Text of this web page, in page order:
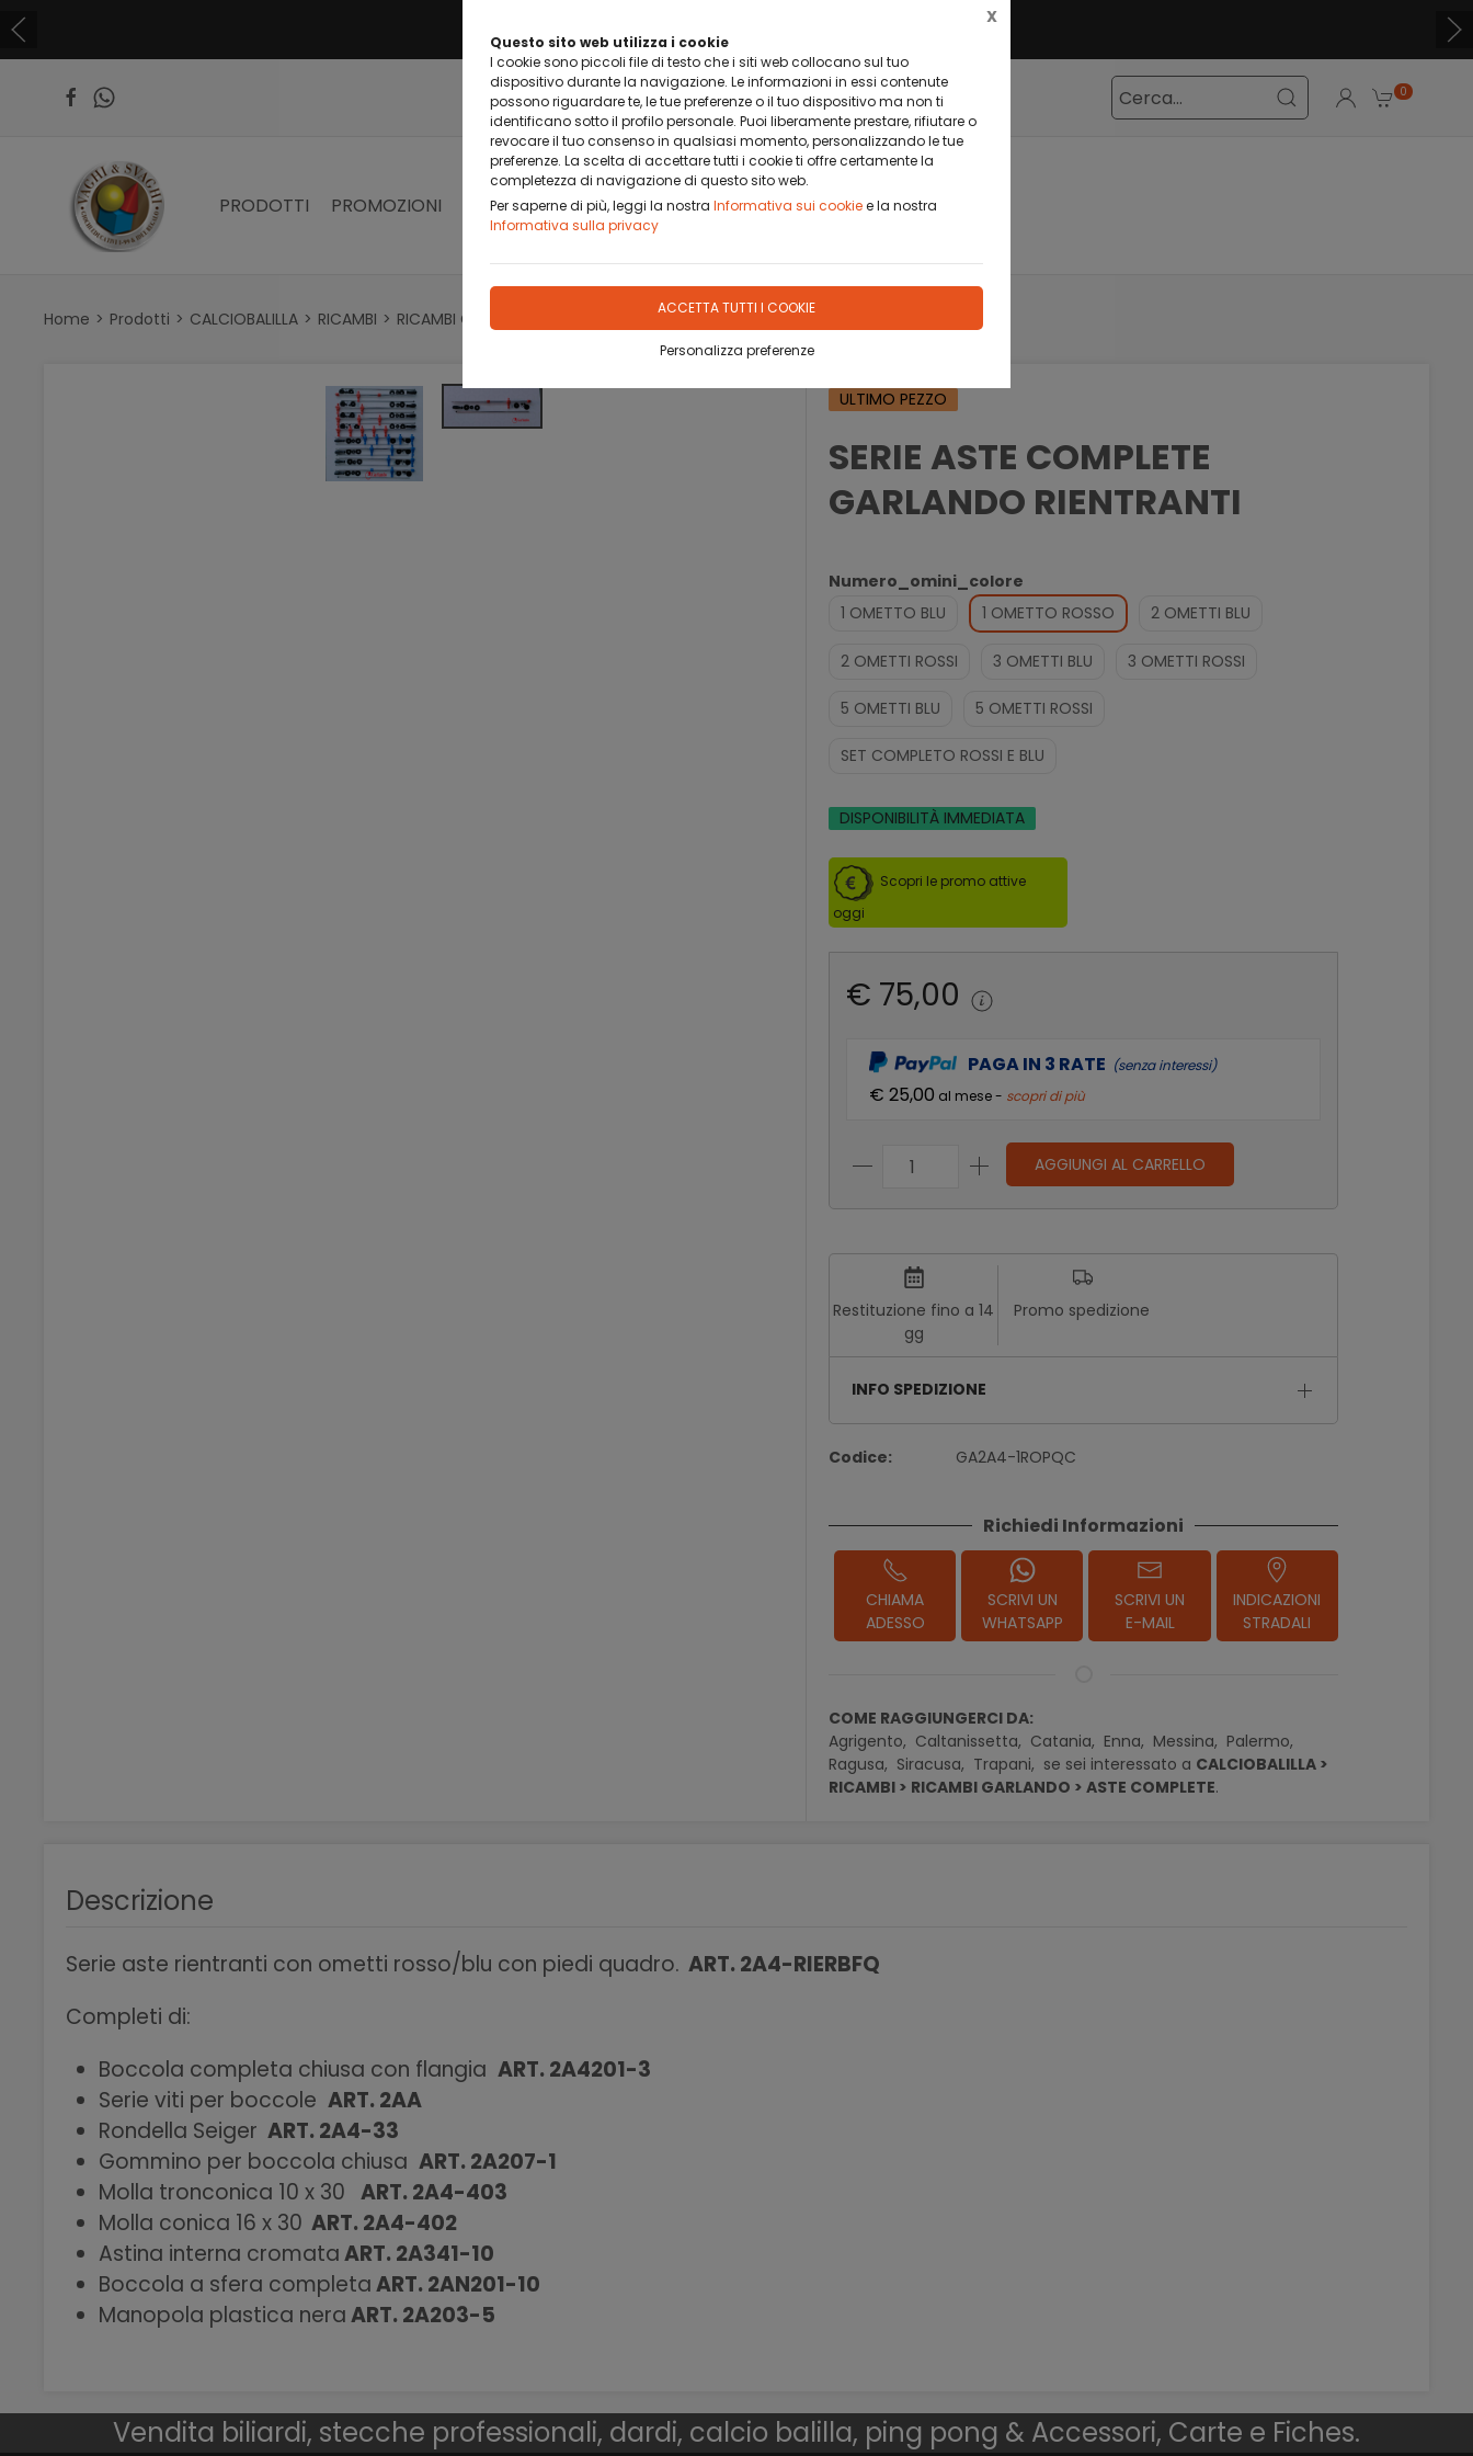
Questo sito web utilizza i cookie
I cookie sono piccoli file di testo che i siti web collocano sul tuo
dispositivo durante la navigazione. Le informazioni in essi contenute
possono riguardare te, le tue preferenze o il tuo dispositivo ma non ti
identificano sotto il profilo personale. Puoi liberamente prestare, rifiutare o
revocare il tuo consenso in qualsiasi momento, personalizzando le tue
preferenze. La scelta di accettare tutti i cookie ti offre certamente la
completezza di navigazione di questo sito web.
Per saperne di più, leggi la nostra Informativa sui cookiee la nostra
Informativa sulla privacy
ACCETTA TUTTI I COOKIE
Personalizza preferenze
X
DA OGGI PUOI PAGARE CON BANCA SELLA PAY BY LINK
0
PRODOTTI PROMOZIONI PROFILO DOVE SIAMO CONTATTO
Home Prodotti CALCIOBALILLA RICAMBI RICAMBI GARLANDO ASTE COMPLETE
ULTIMO PEZZO
SERIE ASTE COMPLETE
GARLANDO RIENTRANTI
Numero_omini_colore
1 OMETTO BLU
1 OMETTO ROSSO 2 OMETTI BLU
2 OMETTI ROSSI 3 OMETTI BLU 3 OMETTI ROSSI
5 OMETTI BLU 5 OMETTI ROSSI
SET COMPLETO ROSSI E BLU
DISPONIBILITÀ IMMEDIATA
Scopri le promo attive
oggi
€ 75,00
PAGA IN 3 RATE (senza interessi)
€ 25,00 al mese - scopri di più
AGGIUNGI AL CARRELLO
Restituzione fino a 14
gg
Promo spedizione
INFO SPEDIZIONE
Codice: GA2A4-1ROPQC
Richiedi Informazioni
CHIAMA
ADESSO
SCRIVI UN
WHATSAPP
SCRIVI UN
E-MAIL
INDICAZIONI
STRADALI
COME RAGGIUNGERCI DA:
Agrigento, Caltanissetta, Catania, Enna, Messina, Palermo,
Ragusa, Siracusa, Trapani, se sei interessato a CALCIOBALILLA >
RICAMBI > RICAMBI GARLANDO > ASTE COMPLETE.
Descrizione
Serie aste rientranti con ometti rosso/blu con piedi quadro. ART. 2A4-RIERBFQ
Completi di:
Boccola completa chiusa con flangia ART. 2A4201-3
Serie viti per boccole ART. 2AA
Rondella Seiger ART. 2A4-33
Gommino per boccola chiusa ART. 2A207-1
Molla tronconica 10 x 30 ART. 2A4-403
Molla conica 16 x 30 ART. 2A4-402
Astina interna cromataART. 2A341-10
Boccola a sfera completaART. 2AN201-10
Manopola plastica neraART. 2A203-5
Vendita biliardi, stecche professionali, dardi, calcio balilla, ping pong & Accessori, Carte e Fiches.